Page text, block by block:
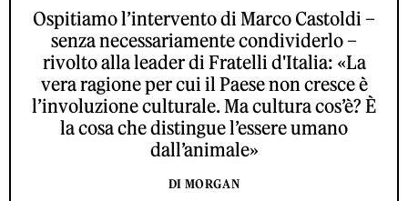
Ospitiamo l’intervento di Marco Castoldi –
senza necessariamente condividerlo –
rivolto alla leader di Fratelli d'Italia: «La
vera ragione per cui il Paese non cresce è
l’involuzione culturale. Ma cultura cos’è? È
la cosa che distingue l’essere umano
dall’animale»
DI MORGAN